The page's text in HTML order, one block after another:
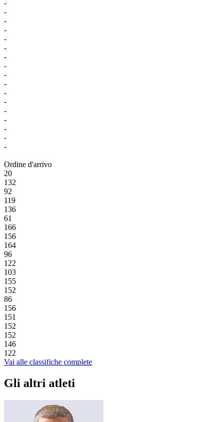
-
-
-
-
-
-
-
-
-
-
-
-
-
-
-
-
-
Ordine d'arrivo
20
132
92
119
136
61
166
156
164
96
122
103
155
152
86
156
151
152
152
146
122
Vai alle classifiche complete
Gli altri atleti